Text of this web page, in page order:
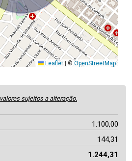
Leaflet © OpenStreetMap
valores sujeitos a alteração.
1.100,00
144,31
1.244,31